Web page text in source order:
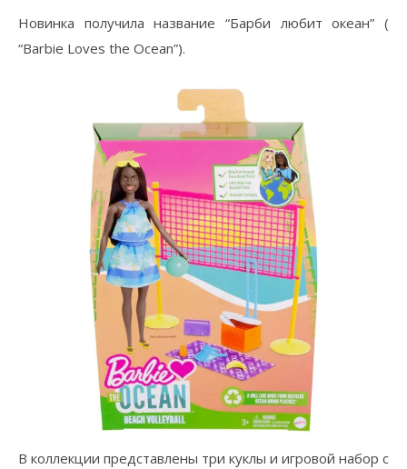
Новинка получила название “Барби любит океан” (
“Barbie Loves the Ocean”).
В коллекции представлены три куклы и игровой набор с